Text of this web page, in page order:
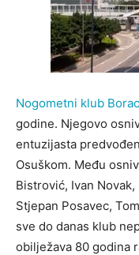
Nogometni klub
godine. Njegovo
entuzijasta
Osuškom. Među
Bistrović, Ivan
Stjepan Posavec,
sve do danas klub
obilježava 80 godina